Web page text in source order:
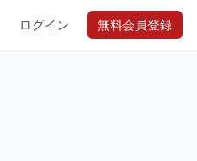
ログイン 無料会員登録